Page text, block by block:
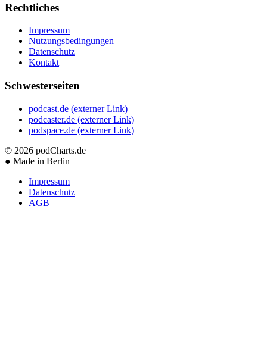
Rechtliches
Impressum
Nutzungsbedingungen
Datenschutz
Kontakt
Schwesterseiten
podcast.de (externer Link)
podcaster.de (externer Link)
podspace.de (externer Link)
© 2026 podCharts.de
● Made in Berlin
Impressum
Datenschutz
AGB